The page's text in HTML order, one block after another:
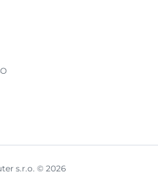
s.r.o. © 2026